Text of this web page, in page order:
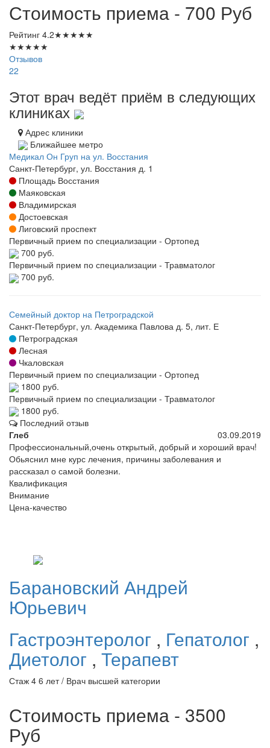
Стоимость приема - 700 Руб
Рейтинг 4.2★★★★★
★★★★★
Отзывов
22
Этот врач ведёт приём в следующих
клиниках
Адрес клиники
Ближайшее метро
Медикал Он Груп на ул. Восстания
Санкт-Петербург, ул. Восстания д. 1
Площадь Восстания
Маяковская
Владимирская
Достоевская
Лиговский проспект
Первичный прием по специализации - Ортопед
700 руб.
Первичный прием по специализации - Травматолог
700 руб.
Семейный доктор на Петроградской
Санкт-Петербург, ул. Академика Павлова д. 5, лит. Е
Петроградская
Лесная
Чкаловская
Первичный прием по специализации - Ортопед
1800 руб.
Первичный прием по специализации - Травматолог
1800 руб.
Последний отзыв
Глеб
03.09.2019
Профессиональный,очень открытый, добрый и хороший врач!
Обьяснил мне курс лечения, причины заболевания и
рассказал о самой болезни.
Квалификация
Внимание
Цена-качество
Барановский Андрей
Юрьевич
Гастроэнтеролог , Гепатолог ,
Диетолог , Терапевт
Стаж 4 6 лет / Врач высшей категории
Стоимость приема - 3500
Руб